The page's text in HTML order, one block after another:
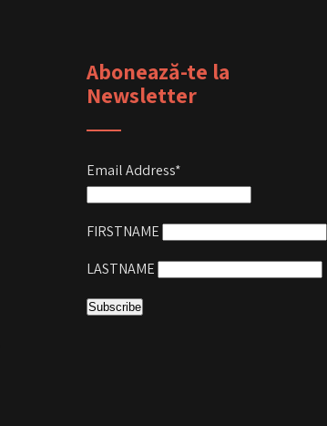
Abonează-te la
Newsletter
Email Address*
FIRSTNAME
LASTNAME